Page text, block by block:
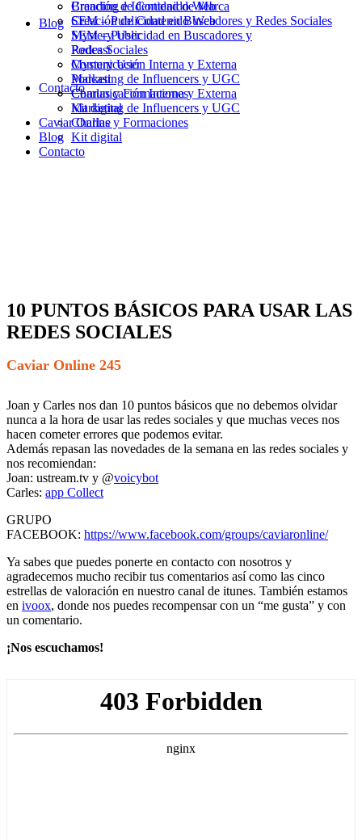
Branding e Identidad de Marca
Creación de Contenido Web
SEM – Publicidad en Buscadores y
Redes Sociales
Mystery User
Podcast
Comunicación Interna y Externa
Marketing de Influencers y UGC
Charlas y Formaciones
Kit digital
Blog
Contacto
Creación de Contenido Web
SEM – Publicidad en Buscadores y Redes Sociales
Mystery User
Podcast
Comunicación Interna y Externa
Marketing de Influencers y UGC
Charlas y Formaciones
Kit digital
Caviar Online
Blog
Contacto
10 PUNTOS BÁSICOS PARA USAR LAS
REDES SOCIALES
Caviar Online 245
Joan y Carles nos dan 10 puntos básicos que no debemos olvidar
nunca a la hora de usar las redes sociales y que muchas veces nos
hacen cometer errores que podemos evitar.
Además repasan las novedades de la semana en las redes sociales y
nos recomiendan:
Joan: ustream.tv y @voicybot
Carles: app Collect
GRUPO
FACEBOOK: https://www.facebook.com/groups/caviaronline/
Ya sabes que puedes ponerte en contacto con nosotros y
agradecemos mucho recibir tus comentarios así como las cinco
estrellas de valoración en nuestro canal de itunes. También estamos
en ivoox, donde nos puedes recompensar con un “me gusta” y con
un comentario.
¡Nos escuchamos!